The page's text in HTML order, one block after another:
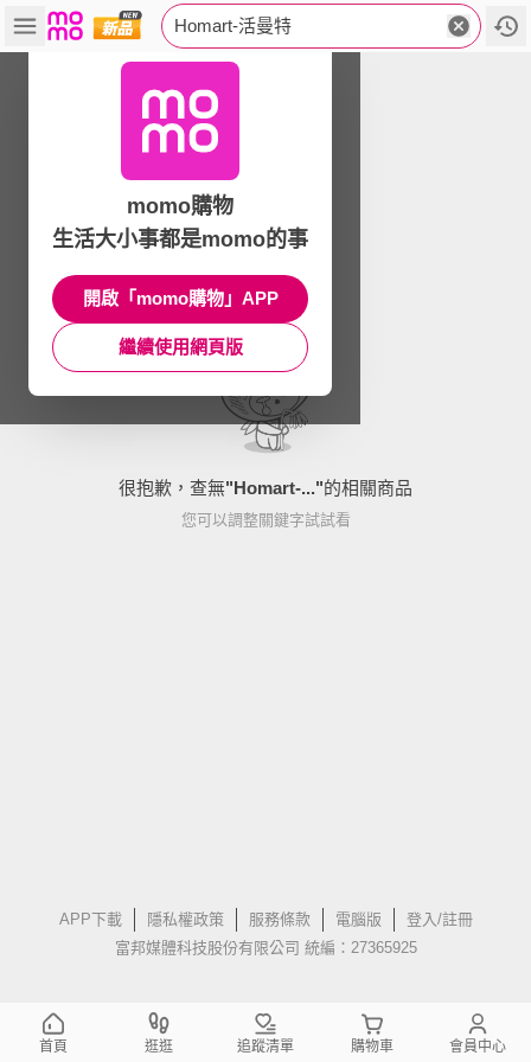
Homart-活曼特
很抱歉，查無"Homart-..."的相關商品
您可以調整關鍵字試試看
APP下載 隱私權政策 服務條款 電腦版
登入/註冊
富邦媒體科技股份有限公司 統編：27365925
momo購物
生活大小事都是momo的事
開啟「momo購物」APP
繼續使用網頁版
首頁 逛逛 追蹤清單 購物車 會員中心